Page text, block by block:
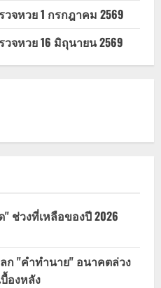
จหวย 1 กรกฎาคม 2569
จหวย 16 มิถุนายน 2569
ช่วงที่เหลือของปี 2026
ก "คำทำนาย" อนาคตล่วง
องหลัง